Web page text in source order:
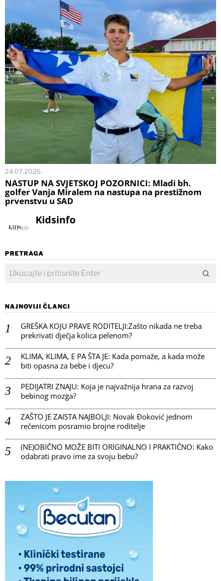
24.07.2026.
NASTUP NA SVJETSKOJ POZORNICI: Mladi bh.
golfer Vanja Miralem na nastupa na prestižnom
prvenstvu u SAD
Kidsinfo
PRETRAGA
NAJNOVIJI ČLANCI
GREŠKA KOJU PRAVE RODITELJI:Zašto nikada ne treba
prekrivati dječja kolica pelenom?
KLIMA, KLIMA, E PA ŠTA JE: Kada pomaže, a kada može
biti opasna za bebe i djecu?
PEDIJATRI ZNAJU: Koja je najvažnija hrana za razvoj
bebinog mozga?
ZAŠTO JE ZAISTA NAJBOLJI: Novak Đoković jednom
rečenicom posramio brojne roditelje
(NE)OBIČNO MOŽE BITI ORIGINALNO I PRAKTIČNO: Kako
odabrati pravo ime za svoju bebu?